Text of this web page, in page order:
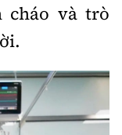
cháo và trò